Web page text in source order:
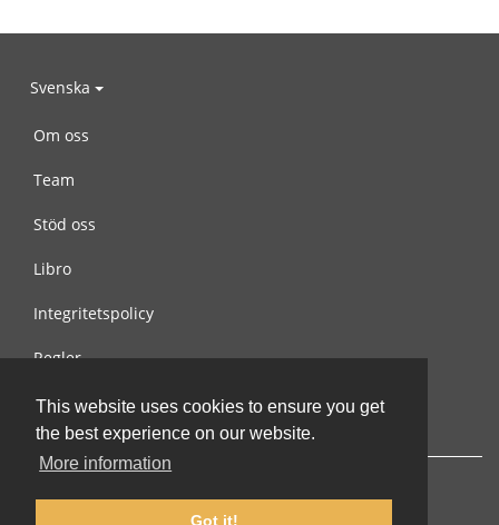
This website uses cookies to ensure you get
the best experience on our website.
More information
Got it!
Svenska
Om oss
Team
Stöd oss
Libro
Integritetspolicy
Regler
Kontakta oss